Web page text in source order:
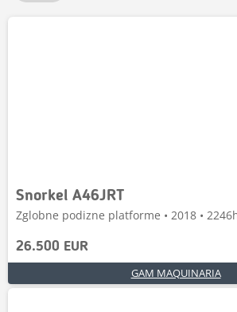
Snorkel A46JRT
Zglobne podizne platforme • 2018 •
26.500 EUR
GAM MAQUINARIA